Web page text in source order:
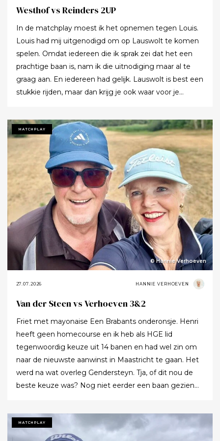
Westhof vs Reinders 2UP
In de matchplay moest ik het opnemen tegen Louis.
Louis had mij uitgenodigd om op Lauswolt te komen
spelen. Omdat iedereen die ik sprak zei dat het een
prachtige baan is, nam ik die uitnodiging maar al te
graag aan. En iedereen had gelijk. Lauswolt is best een
stukkie rijden, maar dan krijg je ook waar voor je
twaalf heb gezegd dat ik het zo’n mooie baan vond.
Tot ik uiteindelijk aankondigde dat ik het nu echt niet
meer ging zeggen.
MATCHPLAY
© Hannie Verhoeven
27.07.2026 HANNIE VERHOEVEN
Van der Steen vs Verhoeven 3&2
Friet met mayonaise Een Brabants onderonsje. Henri
heeft geen homecourse en ik heb als HGE lid
tegenwoordig keuze uit 14 banen en had wel zin om
naar de nieuwste aanwinst in Maastricht te gaan. Het
werd na wat overleg Gendersteyn. Tja, of dit nou de
beste keuze was? Nog niet eerder een baan gezien
voor meer banen? Ze hebben echt hun best gedaan
om de afslagplaatsen en de greens groen te houden
MATCHPLAY